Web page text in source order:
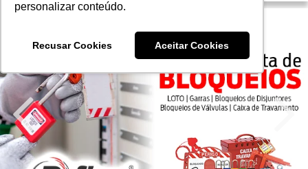
personalizar conteúdo.
Recusar Cookies Aceitar Cookies